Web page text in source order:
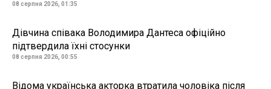
08 серпня 2026, 01:35
Дівчина співака Володимира Дантеса офіційно
підтвердила їхні стосунки
08 серпня 2026, 00:55
Відома українська акторка втратила чоловіка після